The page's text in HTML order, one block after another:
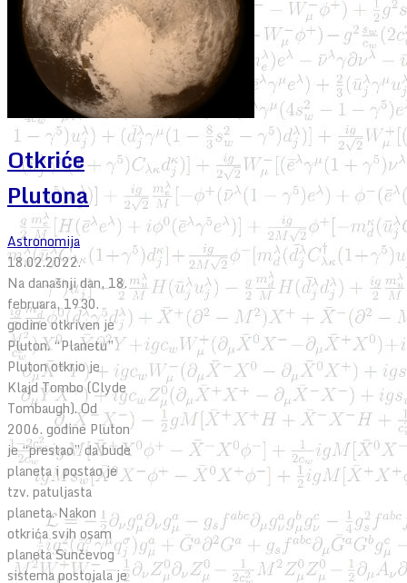
Otkriće
Plutona
Astronomija
18.02.2022.
Na današnji dan, 18.
februara, 1930.
godine otkriven je
Pluton. “Planetu”
Pluton otkrio je
Klajd Tombo (Clyde
Tombaugh). Od
2006. godine Pluton
je “prestao” da bude
planeta i postao je
tzv. patuljasta
planeta. Nakon
otkrića svih osam
planeta Sunčevog
sistema postojala je